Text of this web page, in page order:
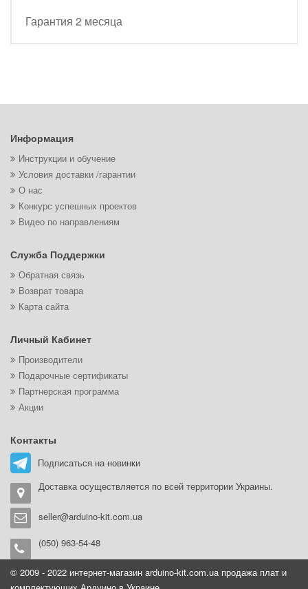
Гарантия 2 месяца
Информация
Инструкции и обучение
Условия доставки /гарантии
О нас
Конкурс успешных проектов
Видео по направлениям
Служба Поддержки
Обратная связь
Возврат товара
Карта сайта
Личный Кабинет
Производители
Подарочные сертификаты
Партнерская программа
Акции
Контакты
Подписаться на новинки
Доставка осуществляется по всей территории Украины.
seller@arduino-kit.com.ua
(050) 963-54-48
© 2009 - 2022 интернет-магазин arduino-kit.com.ua продажа плат и